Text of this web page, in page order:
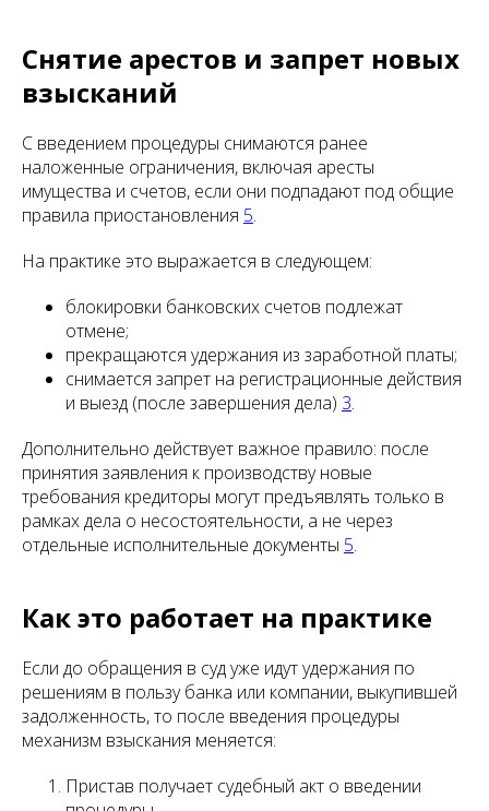
Снятие арестов и запрет новых
взысканий
С введением процедуры снимаются ранее
наложенные ограничения, включая аресты
имущества и счетов, если они подпадают под общие
правила приостановления 5.
На практике это выражается в следующем:
блокировки банковских счетов подлежат
отмене;
прекращаются удержания из заработной платы;
снимается запрет на регистрационные действия
и выезд (после завершения дела) 3.
Дополнительно действует важное правило: после
принятия заявления к производству новые
требования кредиторы могут предъявлять только в
рамках дела о несостоятельности, а не через
отдельные исполнительные документы 5.
Как это работает на практике
Если до обращения в суд уже идут удержания по
решениям в пользу банка или компании, выкупившей
задолженность, то после введения процедуры
механизм взыскания меняется:
Пристав получает судебный акт о введении